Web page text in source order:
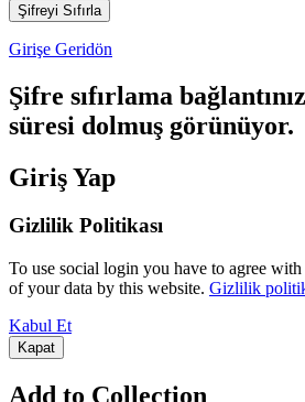
Girişe Geridön
Şifre sıfırlama
süresi dolmuş görünüyor.
Giriş Yap
Gizlilik Politikası
To use social login you have to agree
of your data by this website. Gizlilik
Kabul Et
Kapat
Add to Collection